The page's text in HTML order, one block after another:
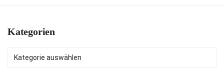
Kategorien